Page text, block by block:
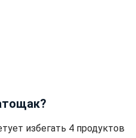
избегать 4 продуктов